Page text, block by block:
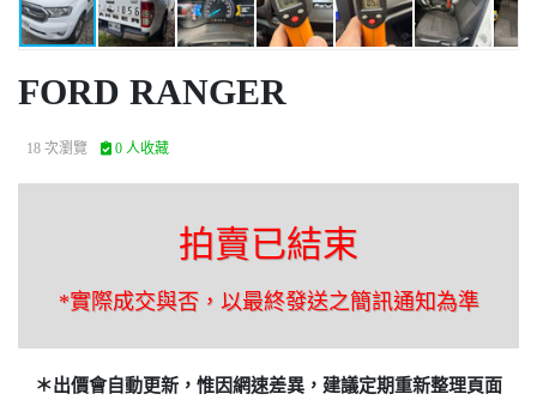
FORD RANGER
18 次瀏覽 0 人收藏
拍賣已結束
*實際成交與否，以最終發送之簡訊通知為準
＊出價會自動更新，惟因網速差異，建議定期重新整理頁面